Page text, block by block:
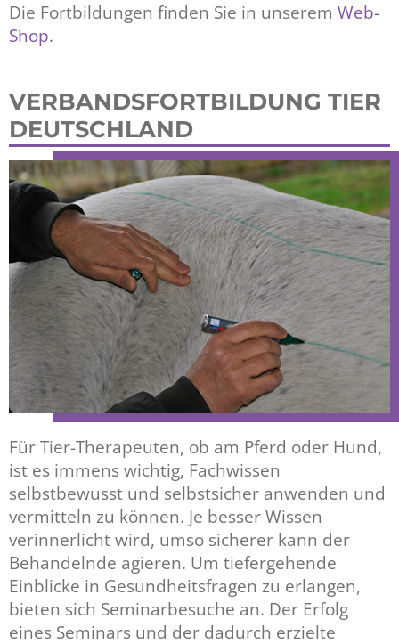
Die Fortbildungen finden Sie in unserem Web-
Shop.
VERBANDSFORTBILDUNG TIER
DEUTSCHLAND
Für Tier-Therapeuten, ob am Pferd oder Hund,
ist es immens wichtig, Fachwissen
selbstbewusst und selbstsicher anwenden und
vermitteln zu können. Je besser Wissen
verinnerlicht wird, umso sicherer kann der
Behandelnde agieren. Um tiefergehende
Einblicke in Gesundheitsfragen zu erlangen,
bieten sich Seminarbesuche an. Der Erfolg
eines Seminars und der dadurch erzielte